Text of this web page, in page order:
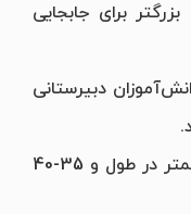
برای جابجایی
دبیرستانی
ابعاد مناسب: در حدود 40-45 سانتیمتر در طول و 35-40